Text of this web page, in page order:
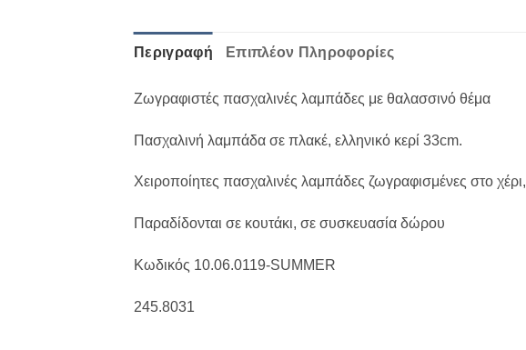
Περιγραφή Επιπλέον Πληροφορίες
Ζωγραφιστές πασχαλινές λαμπάδες με θαλασσινό θέμα
Πασχαλινή λαμπάδα σε πλακέ, ελληνικό κερί 33cm.
Χειροποίητες πασχαλινές λαμπάδες ζωγραφισμένες στο χέρι,
Παραδίδονται σε κουτάκι, σε συσκευασία δώρου
Κωδικός 10.06.0119-SUMMER
245.8031